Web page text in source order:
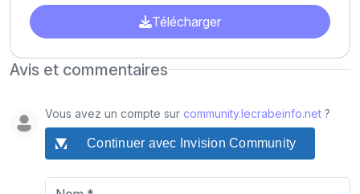
Télécharger
Avis et commentaires
Vous avez un compte sur community.lecrabeinfo.net ?
Continuer avec Invision Community